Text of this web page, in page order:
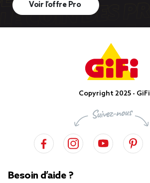
Voir l’offre Pro
Copyright 2025 - GiFi
Besoin d’aide ?